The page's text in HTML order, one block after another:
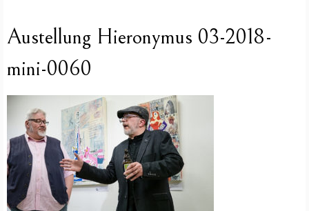
Austellung Hieronymus 03-2018-
mini-0060